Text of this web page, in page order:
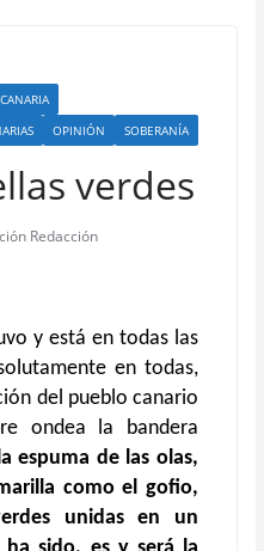
OPINIÓN SOBERANÍA
verdes
Redacción
y está en todas las
en todas,
del pueblo canario
ondea la bandera
espuma de las olas,
como el gofio,
unidas en un